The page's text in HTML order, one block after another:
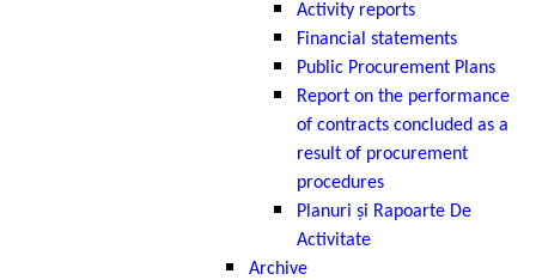
Activity reports
Financial statements
Public Procurement Plans
Report on the performance
of contracts concluded as a
result of procurement
procedures
Planuri și Rapoarte De
Activitate
Archive